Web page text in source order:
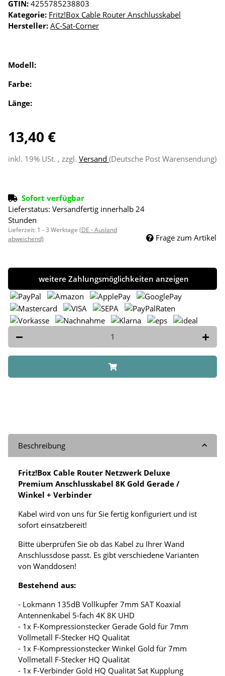
GTIN: 4255785238803
Kategorie: Fritz!Box Cable Router Anschlusskabel
Hersteller: AC-Sat-Corner
Modell:
Farbe:
Länge:
13,40 €
inkl. 19% USt. , zzgl. Versand (Deutsche Post Warensendung)
Sofort verfügbar
Lieferstatus: Versandfertig innerhalb 24
Stunden
Lieferzeit: 1 - 3 Werktage (DE - Ausland
abweichend)
Frage zum Artikel
weitere Zahlungsmöglichkeiten anzeigen
Beschreibung
Fritz!Box Cable Router Netzwerk Deluxe
Premium Anschlusskabel 8K Gold Gerade /
Winkel + Verbinder
Kabel wird von uns für Sie fertig konfiguriert und ist
sofort einsatzbereit!
Bitte überprüfen Sie ob das Kabel zu Ihrer Wand
Anschlussdose passt. Es gibt verschiedene Varianten
von Wanddosen!
Bestehend aus:
- Lokmann 135dB Vollkupfer 7mm SAT Koaxial
Antennenkabel 5-fach 4K 8K UHD
- 1x F-Kompressionstecker Gerade Gold für 7mm
Vollmetall F-Stecker HQ Qualität
- 1x F-Kompressionstecker Winkel Gold für 7mm
Vollmetall F-Stecker HQ Qualität
- 1x F-Verbinder Gold HQ Qualität Sat Kupplung